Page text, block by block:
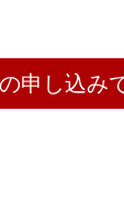
申し込み